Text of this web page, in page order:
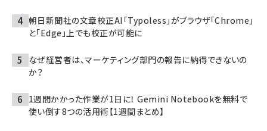
朝日新聞社の文章校正AI「Typoless」がブラウザ「Chrome」
と「Edge」上でも校正が可能に
なぜ経営者は、マーケティング部門の報告に納得できないの
か？
1週間かかった作業が1日に！ Gemini Notebookを無料で
使い倒す8つの活用術【1週間まとめ】